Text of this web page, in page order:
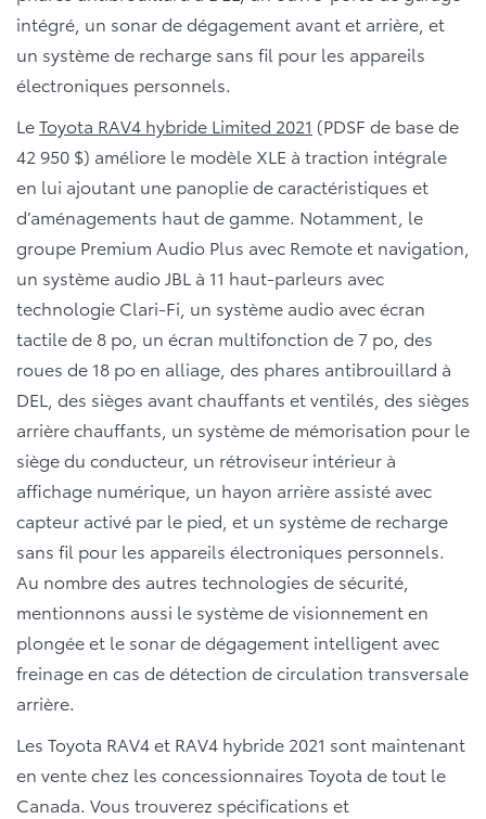
intégré, un sonar de dégagement avant et arrière, et
un système de recharge sans fil pour les appareils
électroniques personnels.
LeToyota RAV4 hybride Limited 2021 (PDSF de base de
42 950 $) améliore le modèle XLE à traction intégrale
en lui ajoutant une panoplie de caractéristiques et
d’aménagements haut de gamme. Notamment, le
groupe Premium Audio Plus avec Remote et navigation,
un système audio JBL à 11 haut-parleurs avec
technologie Clari-Fi, un système audio avec écran
tactile de 8 po, un écran multifonction de 7 po, des
roues de 18 po en alliage, des phares antibrouillard à
DEL, des sièges avant chauffants et ventilés, des sièges
arrière chauffants, un système de mémorisation pour le
siège du conducteur, un rétroviseur intérieur à
affichage numérique, un hayon arrière assisté avec
capteur activé par le pied, et un système de recharge
sans fil pour les appareils électroniques personnels.
Au nombre des autres technologies de sécurité,
mentionnons aussi le système de visionnement en
plongée et le sonar de dégagement intelligent avec
freinage en cas de détection de circulation transversale
arrière.
Les Toyota RAV4 et RAV4 hybride 2021 sont maintenant
en vente chez les concessionnaires Toyota de tout le
Canada. Vous trouverez spécifications et